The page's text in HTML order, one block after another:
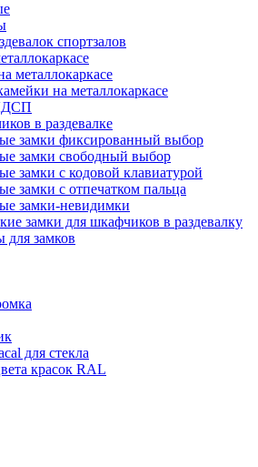
спортзалов
металлокаркасе
на металлокаркасе
в раздевалке
замки фиксированный выбор
замки свободный выбор
замки с кодовой клавиатурой
замки с отпечатком пальца
замки-невидимки
замки для шкафчиков в раздевалку
для замков
для стекла
красок RAL